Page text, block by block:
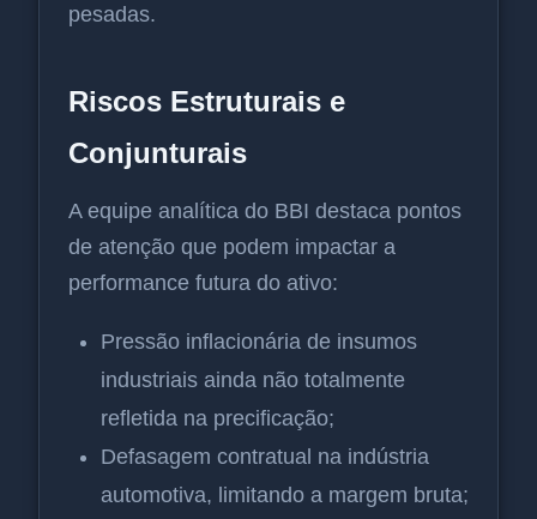
pesadas.
Riscos Estruturais e
Conjunturais
A equipe analítica do BBI destaca pontos
de atenção que podem impactar a
performance futura do ativo:
Pressão inflacionária de insumos
industriais ainda não totalmente
refletida na precificação;
Defasagem contratual na indústria
automotiva, limitando a margem bruta;